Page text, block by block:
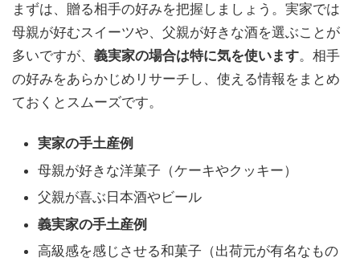
まずは、贈る相手の好みを把握しましょう。実家では
母親が好むスイーツや、父親が好きな酒を選ぶことが
多いですが、 義実家の場合は特に気を使います。相手
の好みをあらかじめリサーチし、使える情報をまとめ
ておくとスムーズです。
実家の手土産例
母親が好きな洋菓子（ケーキやクッキー）
父親が喜ぶ日本酒やビール
義実家の手土産例
高級感を感じさせる和菓子（出荷元が有名なもの